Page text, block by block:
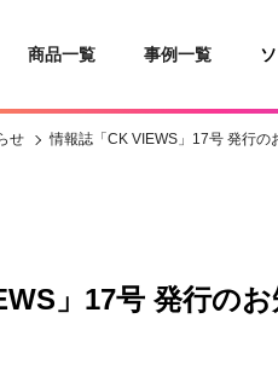
商品一覧 事例一覧
せ 情報誌「CK VIEWS」17号 発行の
」17号 発行の